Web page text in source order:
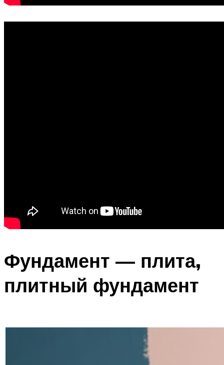
Фундамент — плита,
плитный фундамент